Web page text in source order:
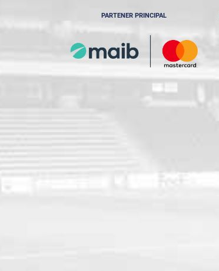
PARTENER PRINCIPAL